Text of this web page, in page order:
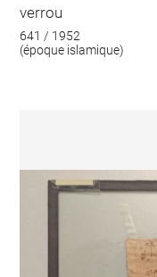
verrou
641 / 1952
(époque islamique)